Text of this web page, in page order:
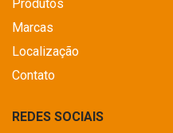
Produtos
Marcas
Localização
Contato
REDES SOCIAIS